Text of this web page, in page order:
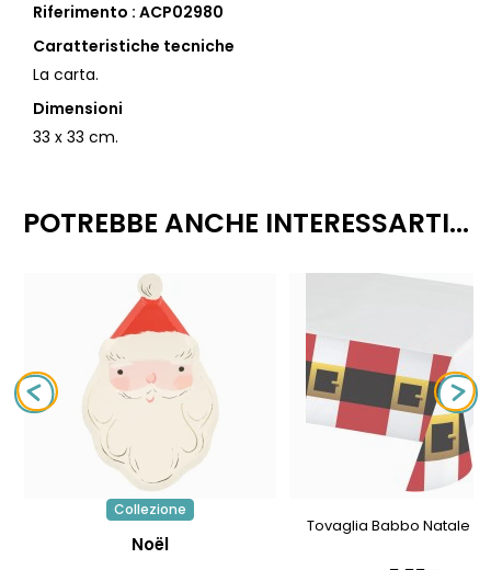
Riferimento : ACP02980
Caratteristiche tecniche
La carta.
Dimensioni
33 x 33 cm.
POTREBBE ANCHE INTERESSARTI...
Collezione
Noël
Tovaglia Babbo Natale